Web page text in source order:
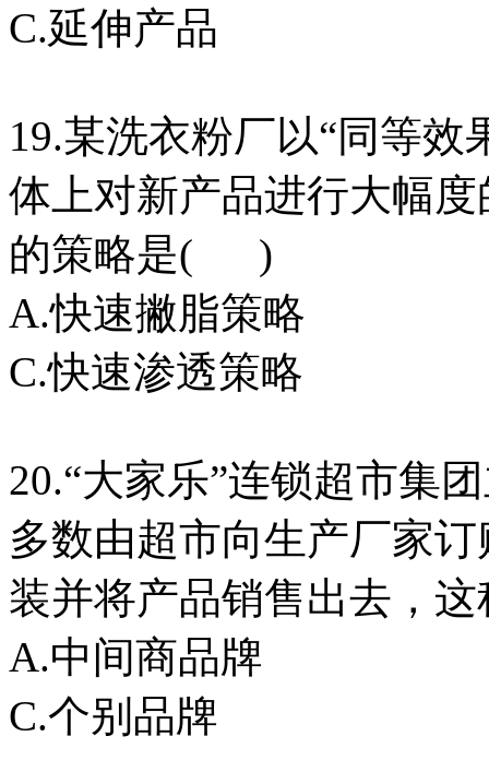
C.延伸产品 D.
19.某洗衣粉厂以“同等
体上对新产品进行大幅
的策略是( )
A.快速撇脂策略
C.快速渗透策略
20.“大家乐”连锁超市集
多数由超市向生产厂家
装并将产品销售出去，
A.中间商品牌
C.个别品牌 D.